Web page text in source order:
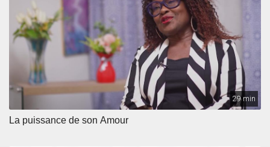
29 min
La puissance de son Amour